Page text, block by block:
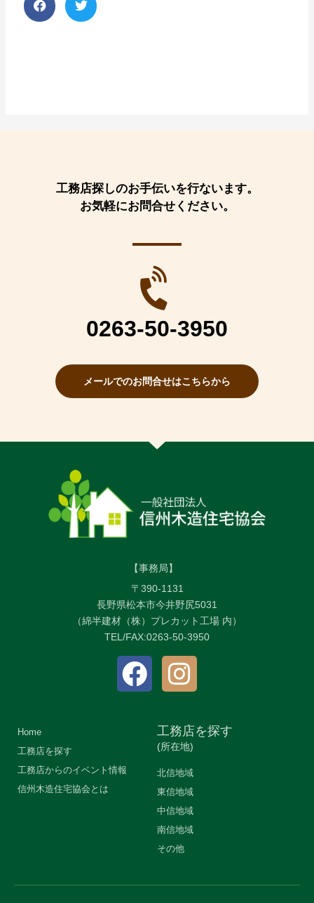
工務店探しのお手伝いを行ないます。
お気軽にお問合せください。
0263-50-3950
メールでのお問合せはこちらから
【事務局】
〒390-1131
長野県松本市今井野尻5031
（綿半建材（株）プレカット工場 内）
TEL/FAX:0263-50-3950
Home
工務店を探す
工務店からのイベント情報
信州木造住宅協会とは
工務店を探す
(所在地)
北信地域
東信地域
中信地域
南信地域
その他